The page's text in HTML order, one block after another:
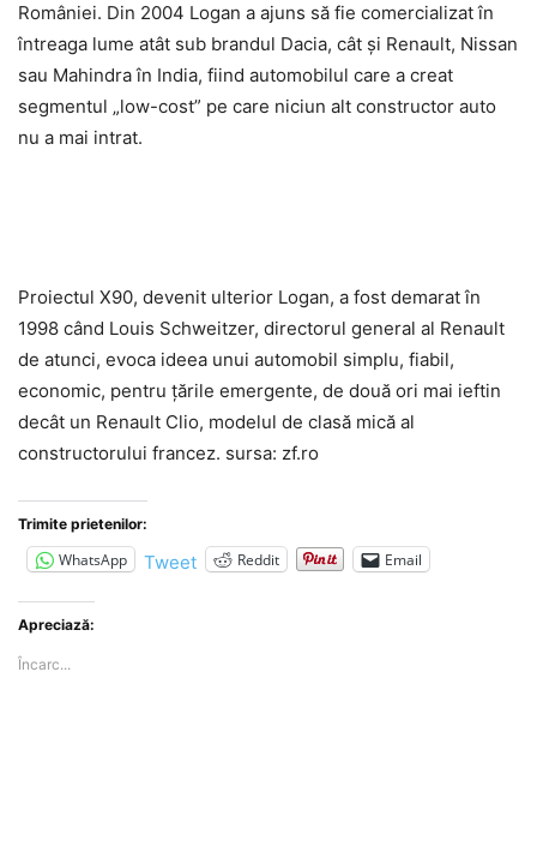
României. Din 2004 Logan a ajuns să fie comercializat în
întreaga lume atât sub brandul Dacia, cât şi Renault, Nissan
sau Mahindra în India, fiind automobilul care a creat
segmentul „low-cost” pe care niciun alt constructor auto
nu a mai intrat.
Proiectul X90, devenit ulterior Logan, a fost demarat în
1998 când Louis Schweitzer, directorul general al Renault
de atunci, evoca ideea unui automobil simplu, fiabil,
economic, pentru ţările emergente, de două ori mai ieftin
decât un Renault Clio, modelul de clasă mică al
constructorului francez. sursa: zf.ro
Trimite prietenilor:
WhatsApp Tweet Reddit Email
Apreciază:
Încarc...